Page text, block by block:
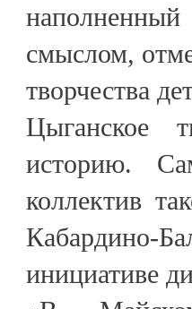
смыслом,
творчества
Цыганское
историю.
коллектив
инициативе